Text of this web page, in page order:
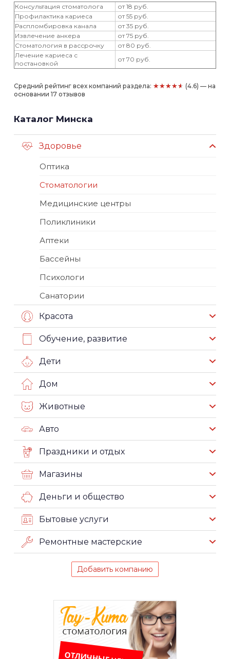
Консультация стоматолога
от 18 руб.
Профилактика кариеса
от 55 руб.
Распломбировка канала
от 35 руб.
Извлечение анкера
от 75 руб.
Стоматология в рассрочку
от 80 руб.
Лечение кариеса с
постановкой
от 70 руб.
Средний рейтинг всех компаний раздела: ★★★★★ (4.6) — на
основании 17 отзывов
Каталог Минска
Здоровье
Оптика
Стоматологии
Медицинские центры
Поликлиники
Аптеки
Бассейны
Психологи
Санатории
Красота
Обучение, развитие
Дети
Дом
Животные
Авто
Праздники и отдых
Магазины
Деньги и общество
Бытовые услуги
Ремонтные мастерские
Добавить компанию